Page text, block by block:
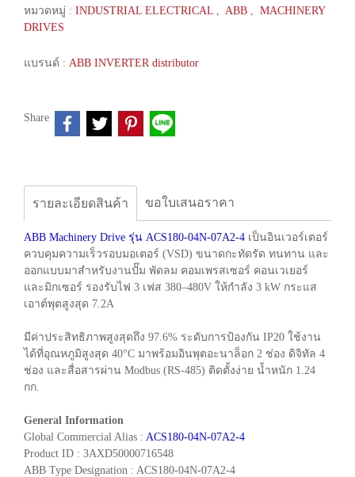
หมวดหมู่ : INDUSTRIAL ELECTRICAL , ABB , MACHINERY
DRIVES
แบรนด์ : ABB INVERTER distributor
Share
รายละเอียดสินค้า ขอใบเสนอราคา
ABB Machinery Drive รุ่น ACS180-04N-07A2-4 เป็นอินเวอร์เตอร์
ควบคุมความเร็วรอบมอเตอร์ (VSD) ขนาดกะทัดรัด ทนทาน และ
ออกแบบมาสำหรับงานปั๊ม พัดลม คอมเพรสเซอร์ คอนเวเยอร์
และมิกเซอร์ รองรับไฟ 3 เฟส 380–480V ให้กำลัง 3 kW กระแส
เอาต์พุตสูงสุด 7.2A
มีค่าประสิทธิภาพสูงสุดถึง 97.6% ระดับการป้องกัน IP20 ใช้งาน
ได้ที่อุณหภูมิสูงสุด 40°C มาพร้อมอินพุตอะนาล็อก 2 ช่อง ดิจิทัล 4
ช่อง และสื่อสารผ่าน Modbus (RS-485) ติดตั้งง่าย น้ำหนัก 1.24
กก.
General Information
Global Commercial Alias : ACS180-04N-07A2-4
Product ID : 3AXD50000716548
ABB Type Designation : ACS180-04N-07A2-4